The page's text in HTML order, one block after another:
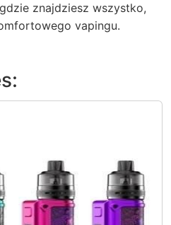
znajdziesz wszystko,
vapingu.